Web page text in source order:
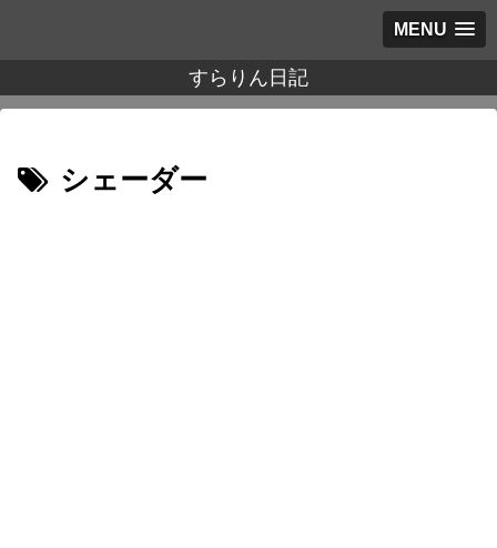
MENU
すらりん日記
シェーダー